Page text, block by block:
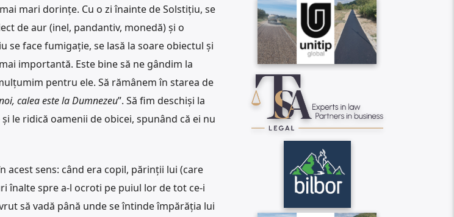
mari dorințe. Cu o zi înainte de Solstițiu, se
de aur (inel, pandantiv, monedă) și o
se face fumigație, se lasă la soare obiectul și
importantă. Este bine să ne gândim la
pentru ele. Să rămânem în starea de
calea este la Dumnezeu”. Să fim deschiși la
le ridică oamenii de obicei, spunând că ei nu
acest sens: când era copil, părinții lui (care
înalte spre a-l ocroti pe puiul lor de tot ce-i
să vadă până unde se întinde împărăția lui